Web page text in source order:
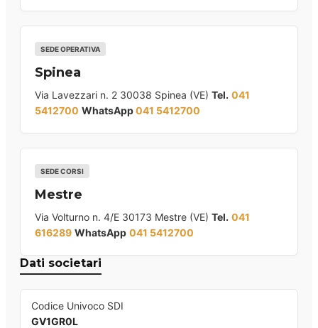
SEDE OPERATIVA
Spinea
Via Lavezzari n. 2 30038 Spinea (VE) Tel. 041
5412700 WhatsApp041 5412700
SEDE CORSI
Mestre
Via Volturno n. 4/E 30173 Mestre (VE) Tel. 041
616289 WhatsApp 041 5412700
Dati societari
Codice Univoco SDI
GV1GR0L